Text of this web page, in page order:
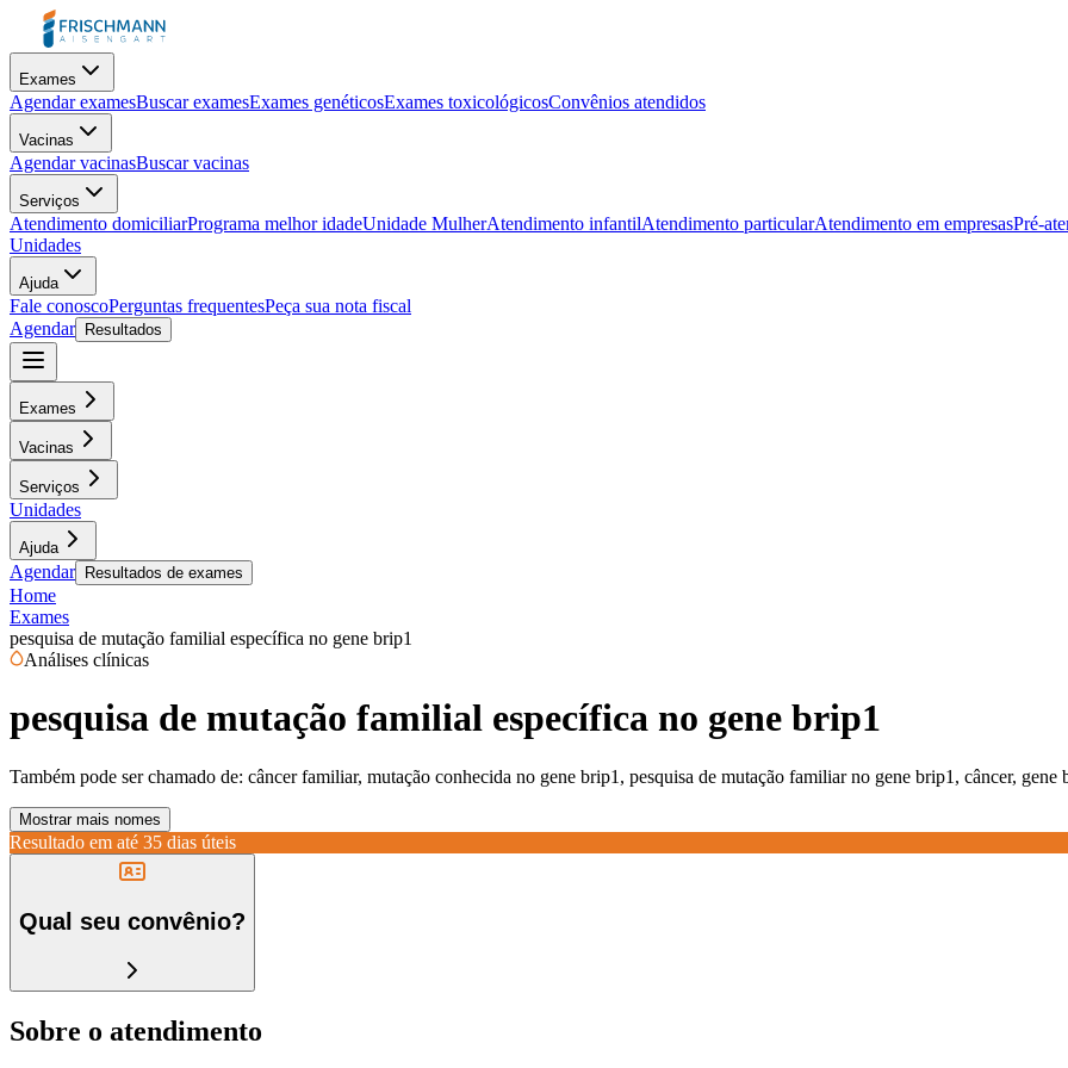
Exames
Agendar examesBuscar examesExames genéticosExames toxicológicosConvênios atendidos
Vacinas
Agendar vacinasBuscar vacinas
Serviços
Atendimento domiciliarPrograma melhor idadeUnidade MulherAtendimento infantilAtendimento particularAtendimento em empresasPré-
Unidades
Ajuda
Fale conoscoPerguntas frequentesPeça sua nota fiscal
Agendar
Resultados
Exames
Vacinas
Serviços
Unidades
Ajuda
Agendar Resultados de exames
Home
Exames
pesquisa de mutação familial específica no gene brip1
Análises clínicas
pesquisa de mutação familial específica no gene brip1
Também pode ser chamado de: câncer familiar, mutação conhecida no gene brip1, pesquisa de mutação familiar no gene brip1, câncer, gene
Mostrar mais nomes
Resultado em até 35 dias úteis
Qual seu convênio?
Sobre o atendimento